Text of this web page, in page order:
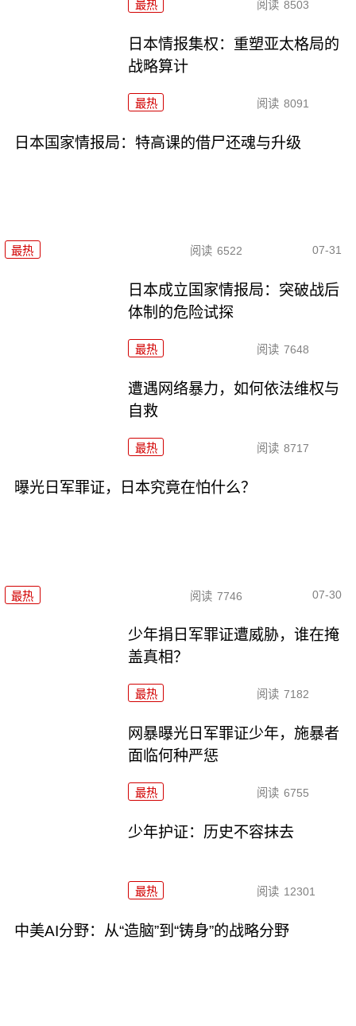
最热 阅读 8503
日本情报集权：重塑亚太格局的
战略算计
最热 阅读 8091
日本国家情报局：特高课的借尸还魂与升级
最热 阅读 6522 07-31
日本成立国家情报局：突破战后
体制的危险试探
最热 阅读 7648
遭遇网络暴力，如何依法维权与
自救
最热 阅读 8717
曝光日军罪证，日本究竟在怕什么？
最热 阅读 7746 07-30
少年捐日军罪证遭威胁，谁在掩
盖真相？
最热 阅读 7182
网暴曝光日军罪证少年，施暴者
面临何种严惩
最热 阅读 6755
少年护证：历史不容抹去
最热 阅读 12301
中美AI分野：从“造脑”到“铸身”的战略分野